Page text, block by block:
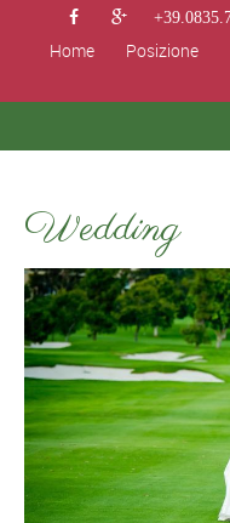
 
Home Posizione
Wedding